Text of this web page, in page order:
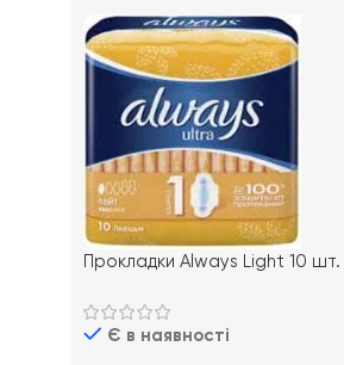
Прокладки Always Light 10 шт.
Є в наявності